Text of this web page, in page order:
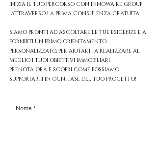
INIZIA IL TUO PERCORSO CON INNOWA RE GROUP
ATTRAVERSO LA PRIMA CONSULENZA GRATUITA.
SIAMO PRONTI AD ASCOLTARE LE TUE ESIGENZE E A
FORNIRTI UN PRIMO ORIENTAMENTO
PERSONALIZZATO, PER AIUTARTI A REALIZZARE AL
MEGLIO I TUOI OBIETTIVI IMMOBILIARI.
PRENOTA ORA E SCOPRI COME POSSIAMO
SUPPORTARTI IN OGNI FASE DEL TUO PROGETTO!
Nome